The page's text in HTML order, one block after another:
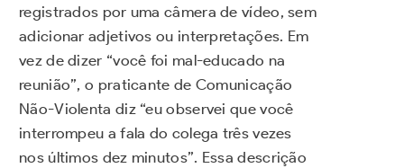
registrados por uma câmera de vídeo, sem
adicionar adjetivos ou interpretações. Em
vez de dizer “você foi mal-educado na
reunião”, o praticante de Comunicação
Não-Violenta diz “eu observei que você
interrompeu a fala do colega três vezes
nos últimos dez minutos”. Essa descrição